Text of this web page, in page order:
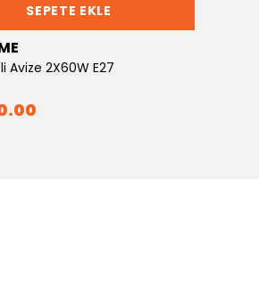
SEPETE EKLE
Avize 2X60W E27